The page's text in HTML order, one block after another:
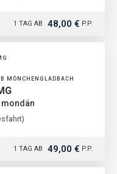
1 TAG AB 48,00 € P.P.
MÖNCHENGLADBACH
1 TAG AB 49,00 € P.P.